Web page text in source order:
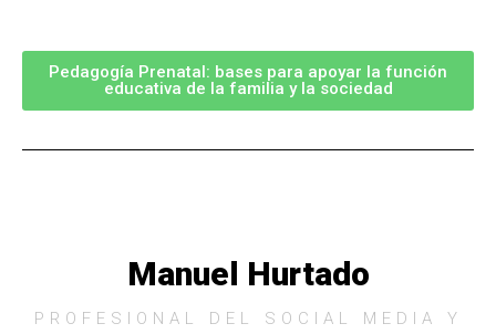
Pedagogía Prenatal: bases para apoyar la función
educativa de la familia y la sociedad
Manuel Hurtado
PROFESIONAL DEL SOCIAL MEDIA Y